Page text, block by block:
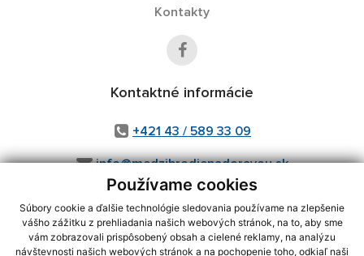
Používame cookies
Súbory cookie a ďalšie technológie sledovania používame na zlepšenie
vášho zážitku z prehliadania našich webových stránok, na to, aby sme
vám zobrazovali prispôsobený obsah a cielené reklamy, na analýzu
návštevnosti našich webových stránok a na pochopenie toho, odkiaľ naši
Kontakty
Kontaktné informácie
+421 43 / 589 33 09
info@medzibrodienadoravou.sk
využite možnosť získavania aktuálnych informácií s využitím RSS
CMS systém (redakčný) systém ECHELON 2,Mapa stránok,web portál